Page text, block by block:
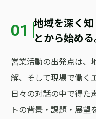
01 地域を深く
とから始める
営業活動の出発点は、
解、そして現場で働く
日々の対話の中で得た
トの背景・課題・展